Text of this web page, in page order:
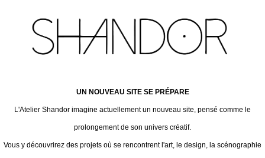
UN NOUVEAU SITE SE PRÉPARE
L'Atelier Shandor imagine actuellement un nouveau site, pensé comme le
prolongement de son univers créatif.
Vous y découvrirez des projets où se rencontrent l'art, le design, la scénographie